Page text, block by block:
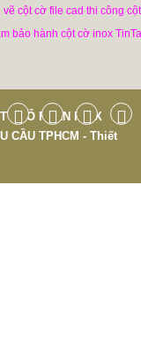
VNĐ
vẽ cột cờ file cad thi công cột
bảo hành cột cờ inox
CỔ PHẦN INOX
CẦU TPHCM - Thiết